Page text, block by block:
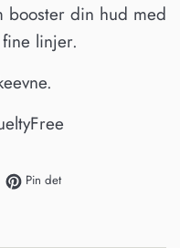
booster din hud med
linjer.
på Twitter
Pin detPin på Pinterest